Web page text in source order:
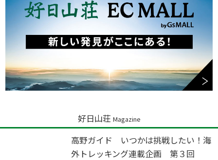
好日山荘 Magazine
高野ガイド いつかは挑戦したい！海
外トレッキング連載企画 第３回